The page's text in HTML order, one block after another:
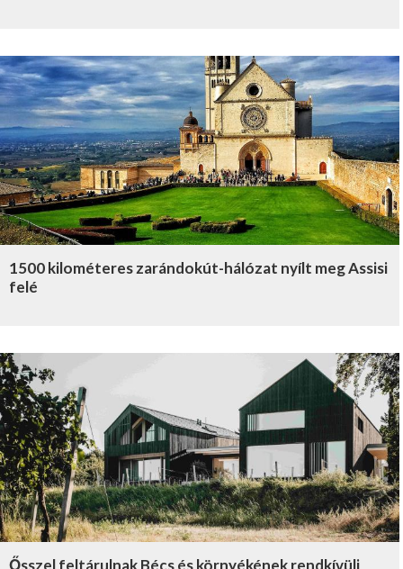
1500 kilométeres zarándokút-hálózat nyílt meg Assisi
felé
Ősszel feltárulnak Bécs és környékének rendkívüli